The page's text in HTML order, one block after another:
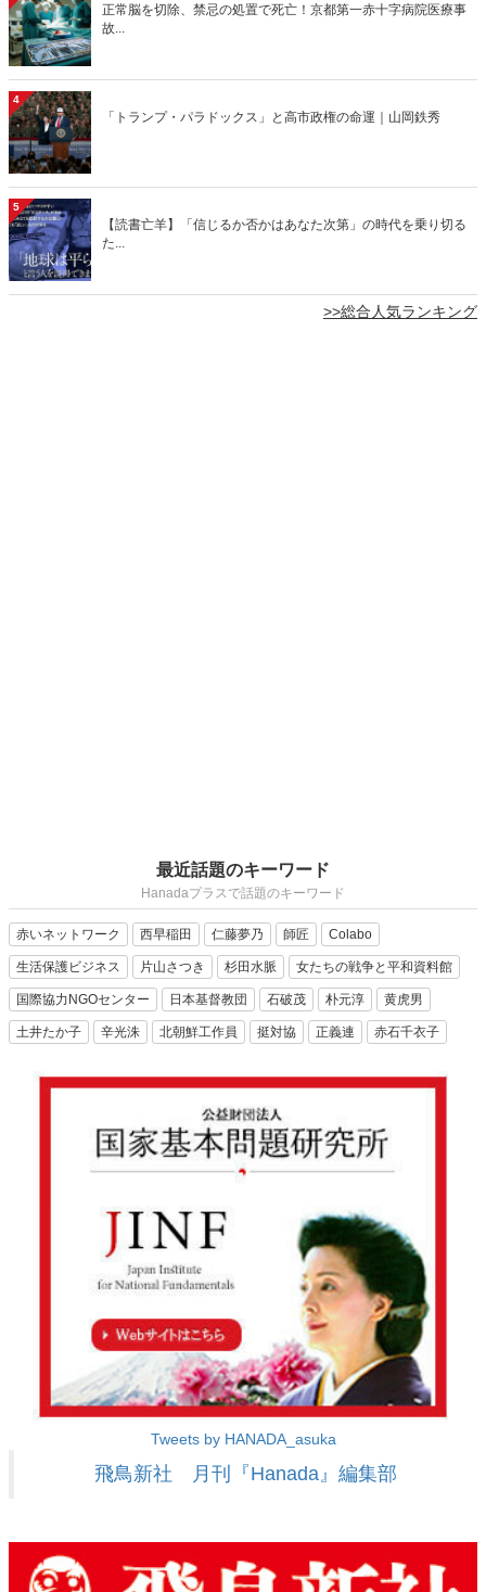
正常脳を切除、禁忌の処置で死亡！京都第一赤十字病院医療事
故...
4
「トランプ・パラドックス」と高市政権の命運｜山岡鉄秀
5
【読書亡羊】「信じるか否かはあなた次第」の時代を乗り切る
た...
>>総合人気ランキング
最近話題のキーワード
Hanadaプラスで話題のキーワード
赤いネットワーク 西早稲田 仁藤夢乃 師匠 Colabo
生活保護ビジネス 片山さつき 杉田水脈 女たちの戦争と平和資料館
国際協力NGOセンター 日本基督教団 石破茂 朴元淳 黄虎男
土井たか子 辛光洙 北朝鮮工作員 挺対協 正義連 赤石千衣子
Tweets by HANADA_asuka
飛鳥新社 月刊『Hanada』編集部